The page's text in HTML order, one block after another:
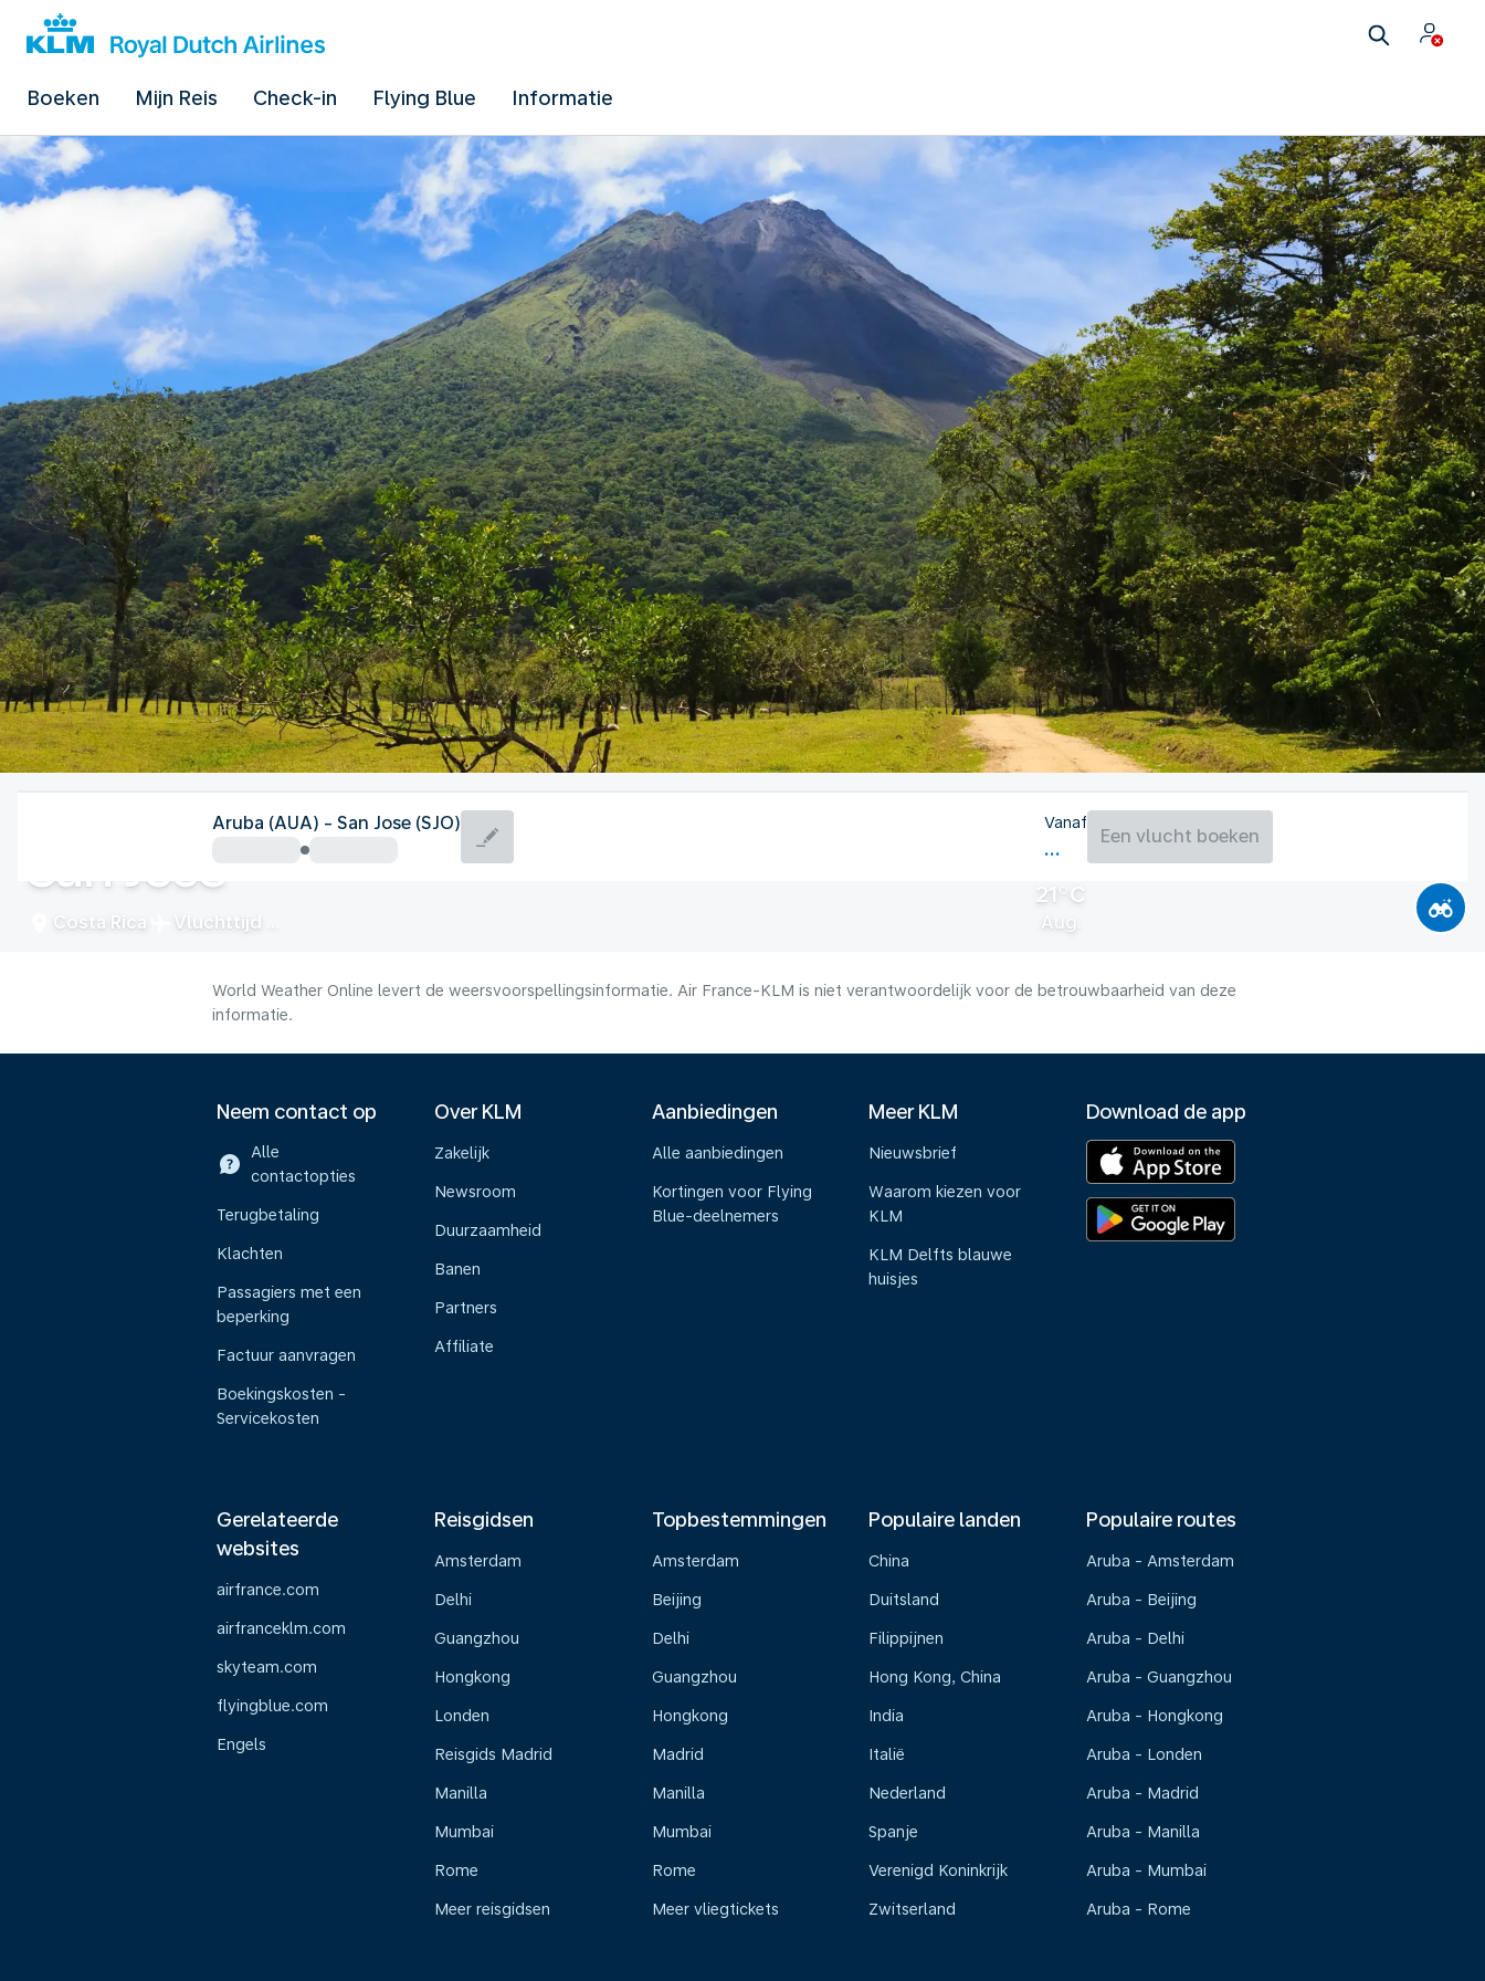
Boeken Mijn Reis Check-in Flying Blue Informatie
San Jose
Costa Rica Vluchttijd
21°C
Aug.
Aruba (AUA) - San Jose (SJO) Vanaf
Een vlucht boeken
World Weather Online levert de weersvoorspellingsinformatie. Air France-KLM is niet verantwoordelijk voor de betrouwbaarheid van deze
informatie.
Neem contact op
Alle
contactopties
Terugbetaling
Klachten
Passagiers met een
beperking
Factuur aanvragen
Boekingskosten -
Servicekosten
Over KLM
Zakelijk
Newsroom
Duurzaamheid
Banen
Partners
Affiliate
Aanbiedingen
Alle aanbiedingen
Kortingen voor Flying
Blue-deelnemers
Meer KLM
Nieuwsbrief
Waarom kiezen voor
KLM
KLM Delfts blauwe
huisjes
Download de app
Gerelateerde
websites
airfrance.com
airfranceklm.com
skyteam.com
flyingblue.com
Engels
Reisgidsen
Amsterdam
Delhi
Guangzhou
Hongkong
Londen
Reisgids Madrid
Manilla
Mumbai
Rome
Meer reisgidsen
Topbestemmingen
Amsterdam
Beijing
Delhi
Guangzhou
Hongkong
Madrid
Manilla
Mumbai
Rome
Meer vliegtickets
Populaire landen
China
Duitsland
Filippijnen
Hong Kong, China
India
Italië
Nederland
Spanje
Verenigd Koninkrijk
Zwitserland
Populaire routes
Aruba - Amsterdam
Aruba - Beijing
Aruba - Delhi
Aruba - Guangzhou
Aruba - Hongkong
Aruba - Londen
Aruba - Madrid
Aruba - Manilla
Aruba - Mumbai
Aruba - Rome